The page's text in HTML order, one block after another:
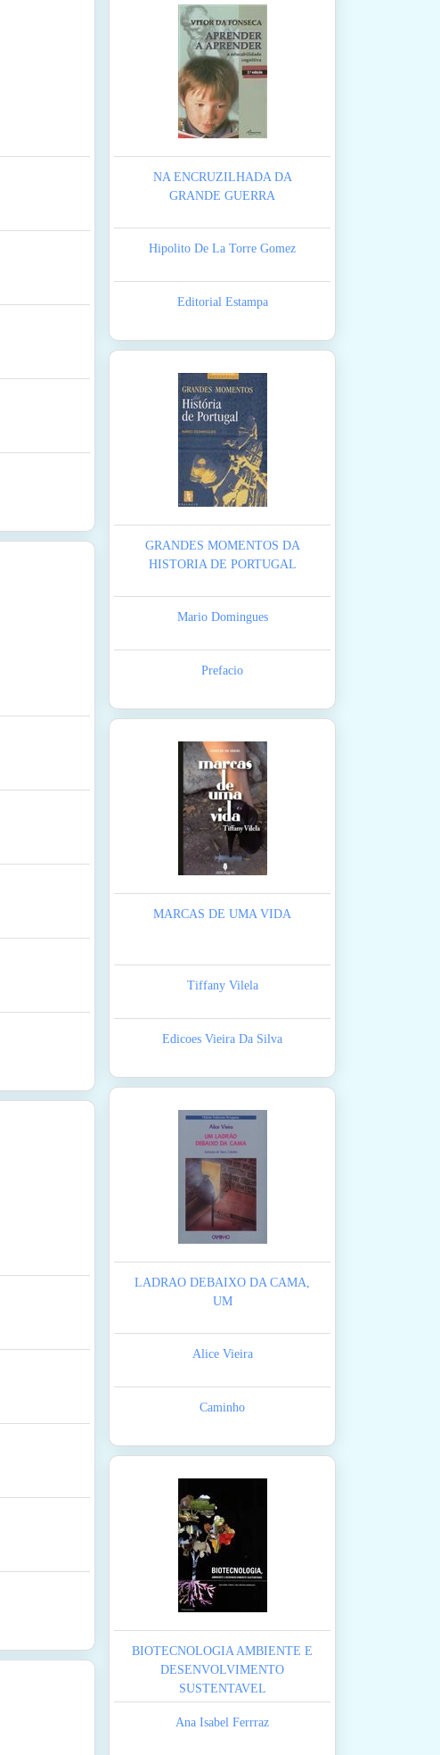
NA ENCRUZILHADA DA
GRANDE GUERRA
Hipolito De La Torre Gomez
Editorial Estampa
GRANDES MOMENTOS DA
HISTORIA DE PORTUGAL
Mario Domingues
Prefacio
MARCAS DE UMA VIDA
Tiffany Vilela
Edicoes Vieira Da Silva
LADRAO DEBAIXO DA CAMA,
UM
Alice Vieira
Caminho
BIOTECNOLOGIA AMBIENTE E
DESENVOLVIMENTO
SUSTENTAVEL
Ana Isabel Ferrraz